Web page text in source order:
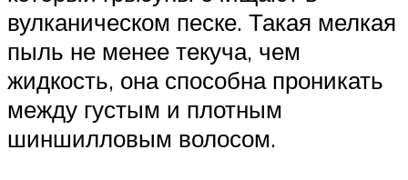
вулканическом песке. Такая мелкая
пыль не менее текуча, чем
жидкость, она способна проникать
между густым и плотным
шиншилловым волосом.